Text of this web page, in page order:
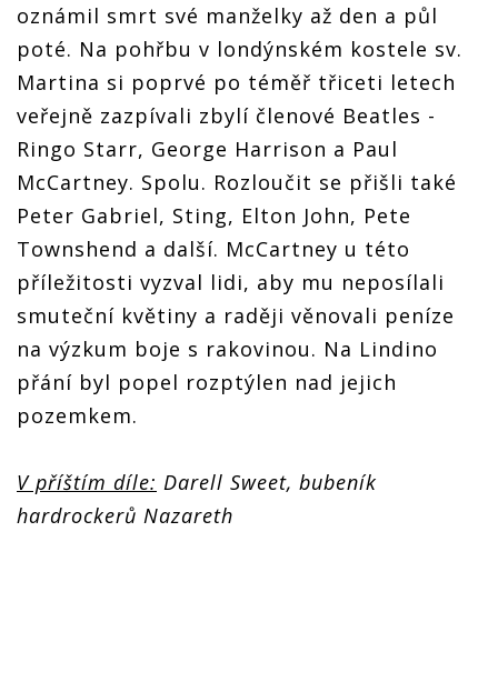
oznámil smrt své manželky až den a půl
poté. Na pohřbu v londýnském kostele sv.
Martina si poprvé po téměř třiceti letech
veřejně zazpívali zbylí členové Beatles -
Ringo Starr, George Harrison a Paul
McCartney. Spolu. Rozloučit se přišli také
Peter Gabriel, Sting, Elton John, Pete
Townshend a další. McCartney u této
příležitosti vyzval lidi, aby mu neposílali
smuteční květiny a raději věnovali peníze
na výzkum boje s rakovinou. Na Lindino
přání byl popel rozptýlen nad jejich
pozemkem.
V příštím díle: Darell Sweet, bubeník
hardrockerů Nazareth